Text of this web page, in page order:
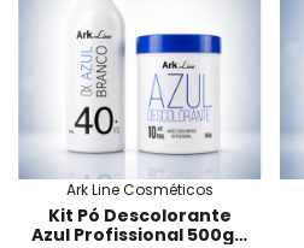
Ark Line Cosméticos
Kit Pó Descolorante
Azul Profissional 500g +